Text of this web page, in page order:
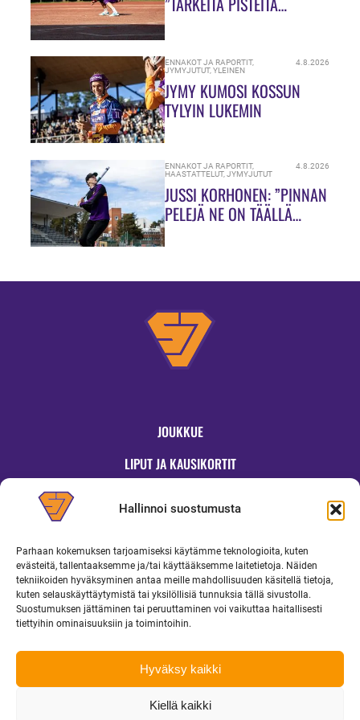
Hallinnoi suostumusta
Parhaan kokemuksen tarjoamiseksi käytämme teknologioita, kuten
evästeitä, tallentaaksemme ja/tai käyttääksemme laitetietoja. Näiden
tekniikoiden hyväksyminen antaa meille mahdollisuuden käsitellä tietoja,
kuten selauskäyttäytymistä tai yksilöllisiä tunnuksia tällä sivustolla.
Suostumuksen jättäminen tai peruuttaminen voi vaikuttaa haitallisesti
tiettyihin ominaisuuksiin ja toimintoihin.
Hyväksy kaikki
Kiellä kaikki
ENNAKOT JA RAPORTIT,
JYMYJUTUT,YLEINEN
4.8.2026
JYMY KUMOSI KOSSUN
TYLYIN LUKEMIN
ENNAKOT JA RAPORTIT,
HAASTATTELUT,JYMYJUTUT
4.8.2026
JUSSI KORHONEN: ”PINNAN
PELEJÄ NE ON TÄÄLLÄ
JOUKKUE
LIPUT JA KAUSIKORTIT
OTTELUINFO
UUTISET
YRITYKSILLE
MEDIALLE